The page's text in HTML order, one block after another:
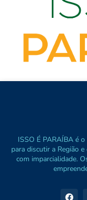
ISSO É PARAÍBA é
para discutir a Região
com imparcialidade.